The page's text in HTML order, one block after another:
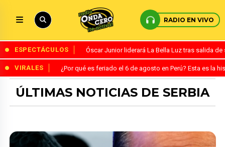
RADIO EN VIVO
ESPECTÁCULOS Óscar Junior liderará La Bella Luz tras salida
VIRALES ¿Por qué es feriado el 6 de agosto en Perú? Esta es la
ÚLTIMAS NOTICIAS DE SERBIA